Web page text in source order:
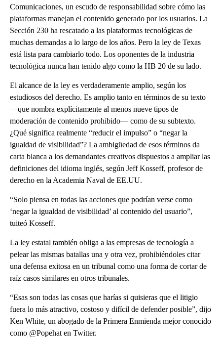
Comunicaciones, un escudo de responsabilidad sobre cómo las
plataformas manejan el contenido generado por los usuarios. La
Sección 230 ha rescatado a las plataformas tecnológicas de
muchas demandas a lo largo de los años. Pero la ley de Texas
está lista para cambiarlo todo. Los oponentes de la industria
tecnológica nunca han tenido algo como la HB 20 de su lado.
El alcance de la ley es verdaderamente amplio, según los
estudiosos del derecho. Es amplio tanto en términos de su texto
—que nombra explícitamente al menos nueve tipos de
moderación de contenido prohibido— como de su subtexto.
¿Qué significa realmente “reducir el impulso” o “negar la
igualdad de visibilidad”? La ambigüedad de esos términos da
carta blanca a los demandantes creativos dispuestos a ampliar las
definiciones del idioma inglés, según Jeff Kosseff, profesor de
derecho en la Academia Naval de EE.UU.
“Solo piensa en todas las acciones que podrían verse como
‘negar la igualdad de visibilidad’ al contenido del usuario”,
tuiteó Kosseff.
La ley estatal también obliga a las empresas de tecnología a
pelear las mismas batallas una y otra vez, prohibiéndoles citar
una defensa exitosa en un tribunal como una forma de cortar de
raíz casos similares en otros tribunales.
“Esas son todas las cosas que harías si quisieras que el litigio
fuera lo más atractivo, costoso y difícil de defender posible”, dijo
Ken White, un abogado de la Primera Enmienda mejor conocido
como @Popehat en Twitter.